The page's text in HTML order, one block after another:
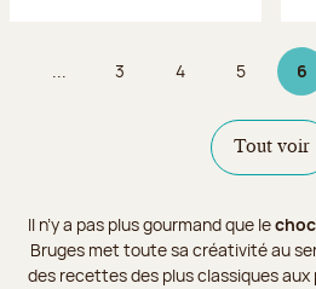
... Page
3 Page
4 Page
5 6
Tout voir
Il n’y a pas plus gourmand que le
Bruges met toute sa créativité au
des recettes des plus classiques aux